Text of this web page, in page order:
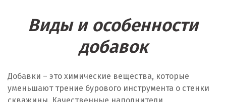
Ивантеевка
Виды и особенности
добавок
Добавки – это химические вещества, которые
уменьшают трение бурового инструмента о стенки